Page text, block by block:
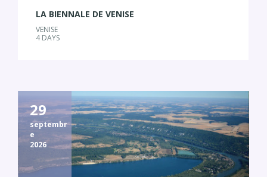
LA BIENNALE DE VENISE
VENISE
4 DAYS
29
septembr
e
2026